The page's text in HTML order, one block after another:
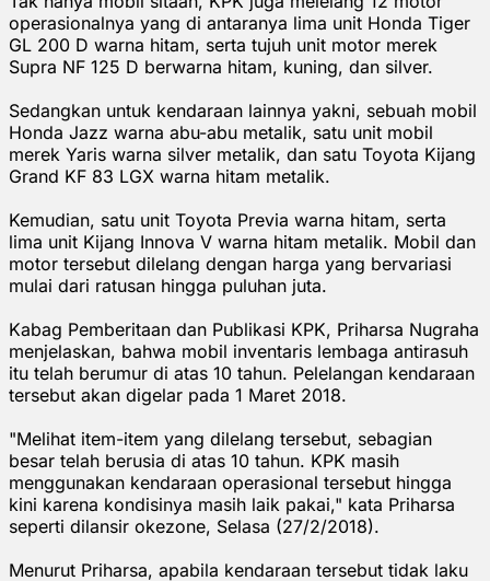
operasionalnya yang di antaranya lima unit Honda Tiger
GL 200 D warna hitam, serta tujuh unit motor merek
Supra NF 125 D berwarna hitam, kuning, dan silver.
Sedangkan untuk kendaraan lainnya yakni, sebuah mobil
Honda Jazz warna abu-abu metalik, satu unit mobil
merek Yaris warna silver metalik, dan satu Toyota Kijang
Grand KF 83 LGX warna hitam metalik.
Kemudian, satu unit Toyota Previa warna hitam, serta
lima unit Kijang Innova V warna hitam metalik. Mobil dan
motor tersebut dilelang dengan harga yang bervariasi
mulai dari ratusan hingga puluhan juta.
Kabag Pemberitaan dan Publikasi KPK, Priharsa Nugraha
menjelaskan, bahwa mobil inventaris lembaga antirasuh
itu telah berumur di atas 10 tahun. ‎Pelelangan kendaraan
tersebut akan digelar pada 1 Maret 2018.
"Melihat item-item yang dilelang tersebut, sebagian
besar telah berusia di atas 10 tahun. KPK masih
menggunakan kendaraan operasional tersebut hingga
kini karena kondisinya masih laik pakai," kata Priharsa
seperti dilansir okezone, Selasa (27/2/2018).
Menurut Priharsa, apabila kendaraan tersebut tidak laku